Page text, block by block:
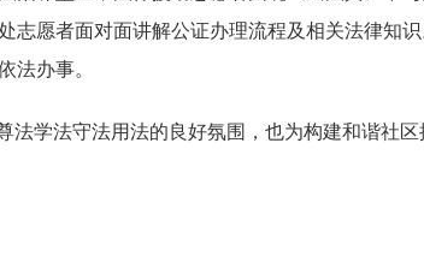
志愿者面对面讲解公证办理流程及相关法律知
法办事。
学法守法用法的良好氛围，也为构建和谐社区